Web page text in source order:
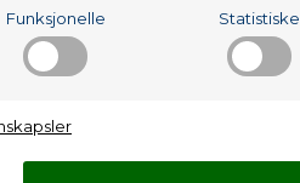
Funksjonelle Statistiske